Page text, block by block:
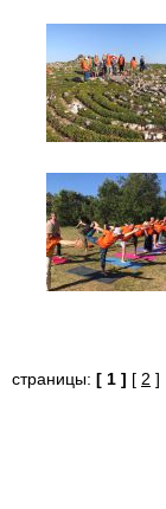
страницы: [ 1 ] [ 2 ]